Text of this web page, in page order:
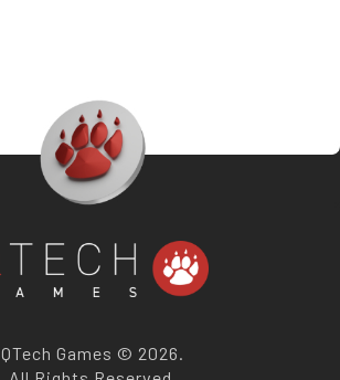
QTech Games © 2026.